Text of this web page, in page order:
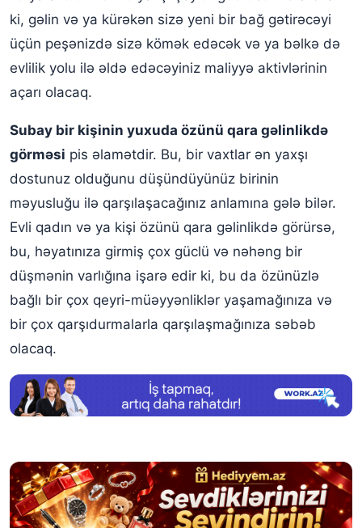
ki, gəlin və ya kürəkən sizə yeni bir bağ gətirəcəyi
üçün peşənizdə sizə kömək edəcək və ya bəlkə də
evlilik yolu ilə əldə edəcəyiniz maliyyə aktivlərinin
açarı olacaq.
Subay bir kişinin yuxuda özünü qara gəlinlikdə
görməsi pis əlamətdir. Bu, bir vaxtlar ən yaxşı
dostunuz olduğunu düşündüyünüz birinin
məyusluğu ilə qarşılaşacağınız anlamına gələ bilər.
Evli qadın və ya kişi özünü qara gəlinlikdə görürsə,
bu, həyatınıza girmiş çox güclü və nəhəng bir
düşmənin varlığına işarə edir ki, bu da özünüzlə
bağlı bir çox qeyri-müəyyənliklər yaşamağınıza və
bir çox qarşıdurmalarla qarşılaşmağınıza səbəb
olacaq.